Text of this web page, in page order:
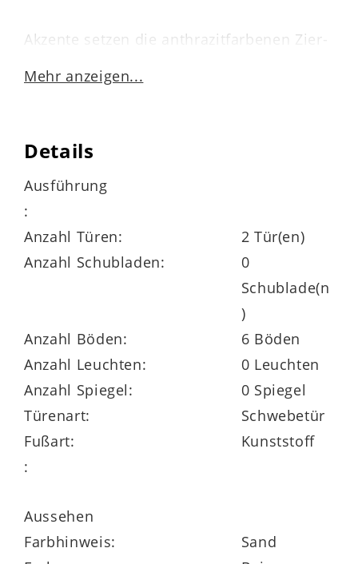
Akzente setzen die anthrazitfarbenen Zier-
weiß lackiert
abgestimmten Farben präsentiert sich der
hochwertige Schlafzimmerschrank modern
und elegant designt.
drei Kleiderstangenundsechs
können Sie Ihre Kleidung
und sonstigen Textilien hängend und
liegend unterbringen.
Die Maße des geräumigen
Wäscheschranks belaufen sich aufca. 331
x 230 x 68 cm (BxHxT)
die Bürstendichtung der
die höhenverstellbaren Einlegeböden,
Mehr anzeigen...
Details
Ausführung
:
Anzahl Türen:
2 Tür(en)
Anzahl Schubladen:
0
Schublade(n
)
Anzahl Böden:
6 Böden
Anzahl Leuchten:
0 Leuchten
Anzahl Spiegel:
0 Spiegel
Türenart:
Schwebetür
Fußart:
Kunststoff
:
Aussehen
Farbhinweis:
Sand